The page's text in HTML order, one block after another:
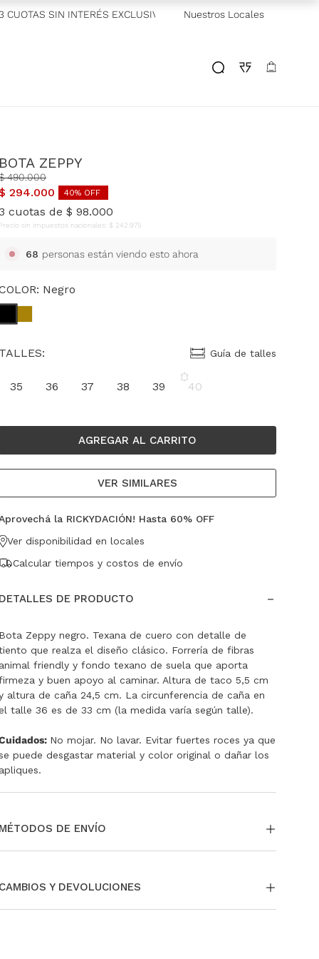
SIN INTERÉS EXCLUSIVO GALICIA — 2 CUOTAS SIN
Nuestros Locales
BOTA ZEPPY
490.000
294.000 40% OFF
cuotas de $ 98.000
Precio sin impuestos nacionales: $ 242 975
68 personas están viendo esto ahora
Negro
TALLES: Guía de talles
35 36 37 38 39 40
AGREGAR AL CARRITO
VER SIMILARES
la RICKYDACIÓN! Hasta 60% OFF
Ver disponibilidad en locales
Calcular tiempos y costos de envío
DETALLES DE PRODUCTO
Bota Zeppy negro. Texana de cuero con detalle de
que realza el diseño clásico. Forrería de fibras
animal friendly y fondo texano de suela que aporta
y buen apoyo al caminar. Altura de taco 5,5 cm
altura de caña 24,5 cm. La circunferencia de caña en
talle 36 es de 33 cm (la medida varía según talle).
No mojar. No lavar. Evitar fuertes roces ya que
puede desgastar material y color original o dañar los
apliques.
MÉTODOS DE ENVÍO
podésretirar en nuestras tiendas sin cargo.
CAMBIOS Y DEVOLUCIONES